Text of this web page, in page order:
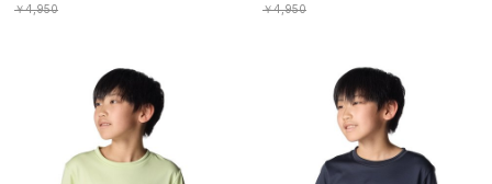
￥4,950
￥4,950